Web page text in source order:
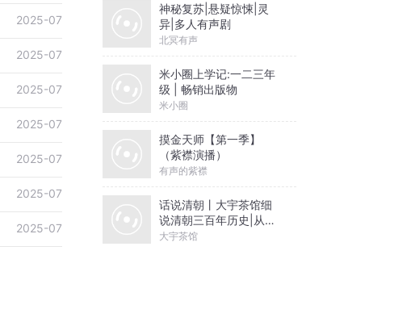
2025-07
2025-07
2025-07
2025-07
2025-07
2025-07
2025-07
神秘复苏|悬疑惊悚|灵
异|多人有声剧
北冥有声
米小圈上学记:一二三年
级 | 畅销出版物
米小圈
摸金天师【第一季】
（紫襟演播）
有声的紫襟
话说清朝丨大宇茶馆细
说清朝三百年历史|从努
尔哈赤到末代皇帝溥仪|
大宇茶馆